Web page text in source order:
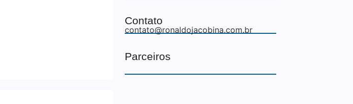
Contato
contato@ronaldojacobina.com.br
Parceiros